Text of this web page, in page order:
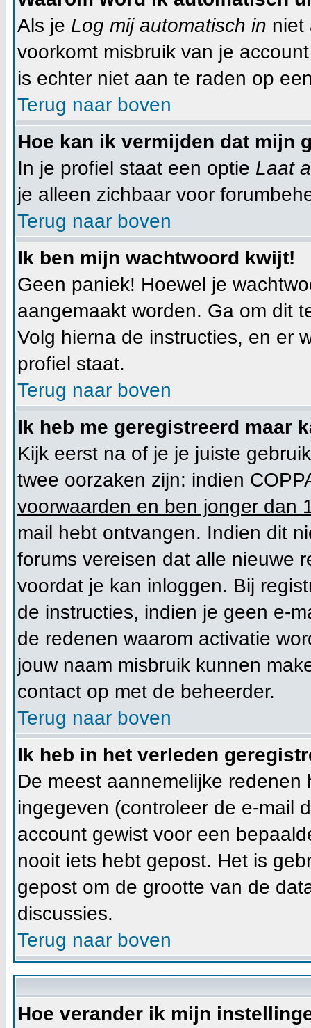
Als je Log mij automatisch in niet
voorkomt misbruik van je
is echter niet aan te raden op
Terug naar boven
Hoe kan ik vermijden dat mijn
In je profiel staat een optie Laat
je alleen zichbaar voor
Terug naar boven
Ik ben mijn wachtwoord kwijt!
Geen paniek! Hoewel je
aangemaakt worden. Ga om dit
Volg hierna de instructies, en er
profiel staat.
Terug naar boven
Ik heb me geregistreerd maar
Kijk eerst na of je je juiste
twee oorzaken zijn: indien
voorwaarden en ben jonger dan
mail hebt ontvangen. Indien dit
forums vereisen dat alle nieuwe
voordat je kan inloggen. Bij
de instructies, indien je geen e-
de redenen waarom activatie
jouw naam misbruik kunnen
contact op met de beheerder.
Terug naar boven
Ik heb in het verleden
De meest aannemelijke
ingegeven (controleer de e-mail
account gewist voor een
nooit iets hebt gepost. Het is
gepost om de grootte van de
discussies.
Terug naar boven
Hoe verander ik mijn